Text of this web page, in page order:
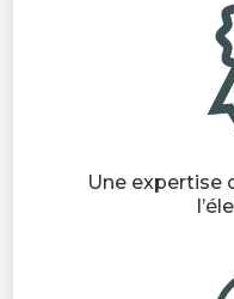
Une expertise